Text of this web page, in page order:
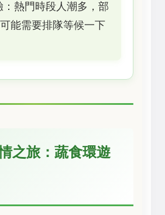
：熱門時段人潮多，部
能需要排隊等候一下
之旅：蔬食環遊